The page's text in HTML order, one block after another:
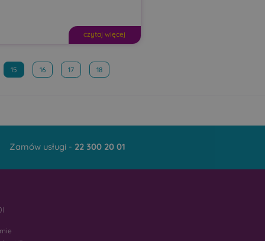
czytaj więcej
15 16 17 18
Zamów usługi - 22 300 20 01